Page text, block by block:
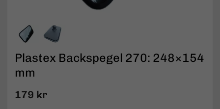
Plastex Backspegel 270: 248×154
mm
179 kr